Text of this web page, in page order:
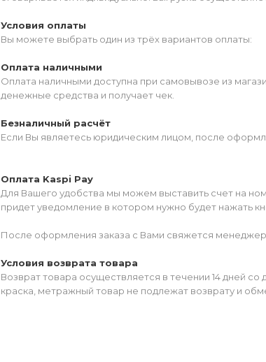
Условия оплаты
Вы можете выбрать один из трёх вариантов оплаты:
Оплата наличными
Оплата наличными доступна при самовывозе из
денежные средства и получает чек.
Безналичный расчёт
Если Вы являетесь юридическим лицом, после
Оплата Kaspi Pay
Для Вашего удобства мы можем выставить счет на
придет уведомление в котором нужно будет нажать
После оформления заказа с Вами свяжется
Условия возврата товара
Возврат товара осуществляется в течении 14 дней
краска, метражный товар не подлежат возврату и